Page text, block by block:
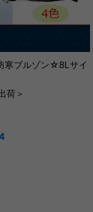
寒ブルゾン☆8Lサイ
荷＞